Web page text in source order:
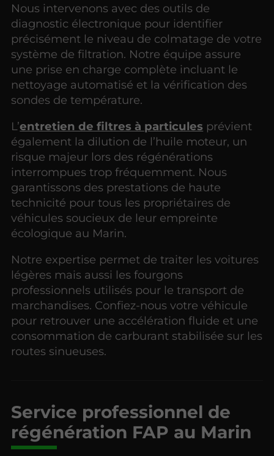
Nous intervenons avec des outils de
diagnostic électronique pour identifier
précisément le niveau de colmatage de votre
système de filtration. Notre équipe assure
une prise en charge complète incluant le
nettoyage automatisé et la vérification des
sondes de température.
L’entretien de filtres à particules prévient
également la dilution de l’huile moteur, un
risque majeur lors des régénérations
interrompues trop fréquemment. Nous
garantissons des prestations de haute
technicité pour tous les propriétaires de
véhicules soucieux de leur empreinte
écologique au Marin.
Notre expertise permet de traiter les voitures
légères mais aussi les fourgons
professionnels utilisés pour le transport de
marchandises. Confiez-nous votre véhicule
pour retrouver une accélération fluide et une
consommation de carburant stabilisée sur les
routes sinueuses.
Service professionnel de
régénération FAP au Marin